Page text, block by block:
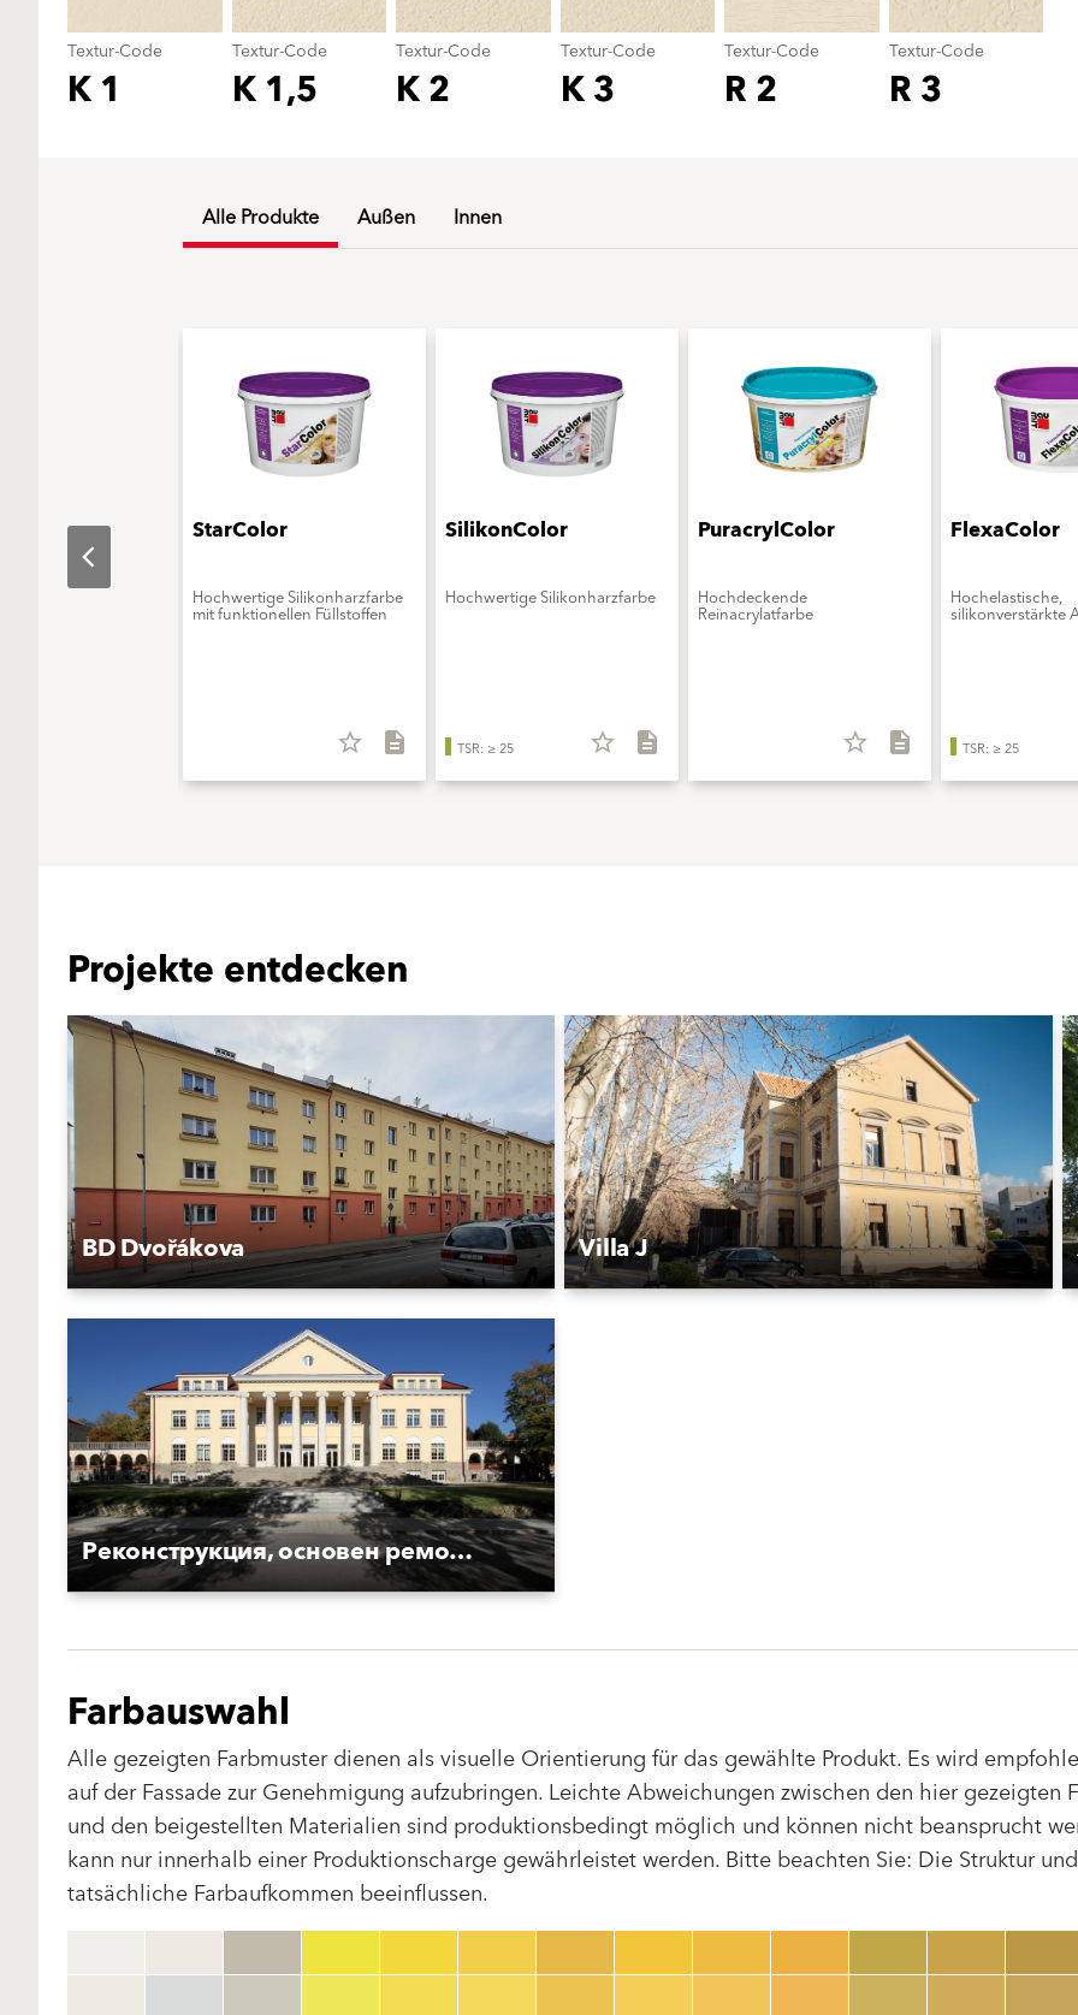
Textur-Code
K 1
Textur-Code
K 1,5
Textur-Code
K 2
Textur-Code
K 3
Textur-Code
R 2
Textur-Code
R 3
Alle Produkte Außen Innen
StarColor
Hochwertige Silikonharzfarbe
mit funktionellen Füllstoffen
star_border description
SilikonColor
Hochwertige Silikonharzfarbe
TSR: ≥ 25 star_border description
PuracrylColor
Hochdeckende
Reinacrylatfarbe
star_border description
FlexaColor
Hochelastische,
silikonverstärkte
TSR: ≥ 25
Projekte entdecken
BD Dvořákova Villa J
Реконструкция, основен ремонт, преустройство и пристрояване на Американски колеж в София
Farbauswahl
Alle gezeigten Farbmuster dienen als visuelle Orientierung für das gewählte Produkt. Es wird
auf der Fassade zur Genehmigung aufzubringen. Leichte Abweichungen zwischen den hier gezeigten
und den beigestellten Materialien sind produktionsbedingt möglich und können nicht beansprucht
kann nur innerhalb einer Produktionscharge gewährleistet werden. Bitte beachten Sie: Die Struktur
tatsächliche Farbaufkommen beeinflussen.